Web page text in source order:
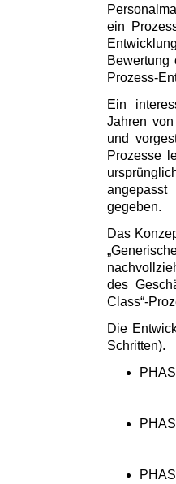
ein
Prozess-
Ein
Jahren
und
Prozesse
gegeben.
Das
des
Class“-
Die
Schritten).